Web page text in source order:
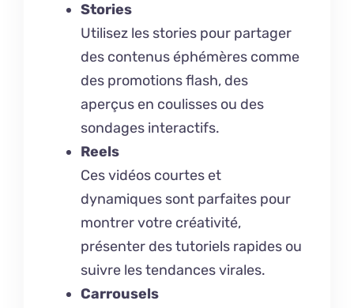
Stories
Utilisez les stories pour partager
des contenus éphémères comme
des promotions flash, des
aperçus en coulisses ou des
sondages interactifs.
Reels
Ces vidéos courtes et
dynamiques sont parfaites pour
montrer votre créativité,
présenter des tutoriels rapides ou
suivre les tendances virales.
Carrousels